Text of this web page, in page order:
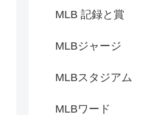
MLB 記録と賞
MLBジャージ
MLBスタジアム
MLBワード